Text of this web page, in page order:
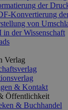
der
Konvertierung
von
in der Wissenschaft
Verlag
& Kontakt
Öffentlichkeit
& Buchhandel